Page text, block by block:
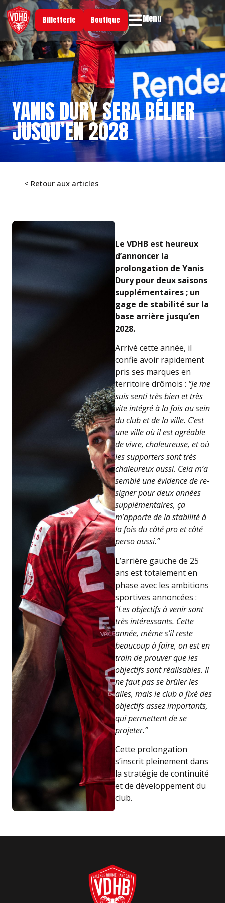
Billetterie Boutique Menu
YANIS DURY SERA BÉLIER
JUSQU’EN 2028
< Retour aux articles
Le VDHB est heureux
d’annoncer la
prolongation de Yanis
Dury pour deux saisons
supplémentaires ; un
gage de stabilité sur la
base arrière jusqu’en
2028.
Arrivé cette année, il
confie avoir rapidement
pris ses marques en
territoire drômois : “Je me
suis senti très bien et très
vite intégré à la fois au sein
du club et de la ville. C’est
une ville où il est agréable
de vivre, chaleureuse, et où
les supporters sont très
chaleureux aussi. Cela m’a
semblé une évidence de re-
signer pour deux années
supplémentaires, ça
m’apporte de la stabilité à
la fois du côté pro et côté
perso aussi.”
L’arrière gauche de 25
ans est totalement en
phase avec les ambitions
sportives annoncées :
“Les objectifs à venir sont
très intéressants. Cette
année, même s’il reste
beaucoup à faire, on est en
train de prouver que les
objectifs sont réalisables. Il
ne faut pas se brûler les
ailes, mais le club a fixé des
objectifs assez importants,
qui permettent de se
projeter.”
Cette prolongation
s’inscrit pleinement dans
la stratégie de continuité
et de développement du
club.